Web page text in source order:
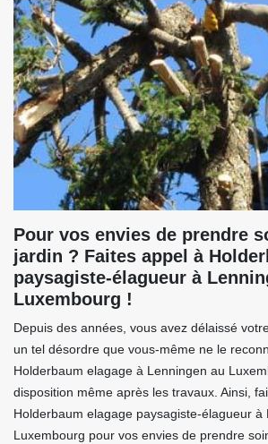
Pour vos envies de prendre
jardin ? Faites appel à
paysagiste-élagueur à
Luxembourg !
Depuis des années, vous avez délaissé
un tel désordre que vous-même ne le
Holderbaum elagage à Lenningen au
disposition même après les travaux. Ainsi,
Holderbaum elagage paysagiste-élagueur à
Luxembourg pour vos envies de prendre